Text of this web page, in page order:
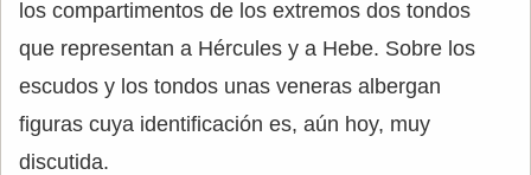
los compartimentos de los extremos dos tondos
que representan a Hércules y a Hebe. Sobre los
escudos y los tondos unas veneras albergan
figuras cuya identificación es, aún hoy, muy
discutida.